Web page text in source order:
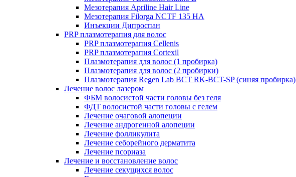
Мезотерапия Apriline Hair Line
Мезотерапия Filorga NCTF 135 HA
Инъекции Дипроспан
PRP плазмотерапия для волос
PRP плазмотерапия Cellenis
PRP плазмотерапия Cortexil
Плазмотерапия для волос (1 пробирка)
Плазмотерапия для волос (2 пробирки)
Плазмотерапия Regen Lab BCT RK-BCT-SP (синяя пробирка)
Лечение волос лазером
ФБМ волосистой части головы без геля
ФДТ волосистой части головы с гелем
Лечение очаговой алопеции
Лечение андрогенной алопеции
Лечение фолликулита
Лечение себорейного дерматита
Лечение псориаза
Лечение и восстановление волос
Лечение секущихся волос